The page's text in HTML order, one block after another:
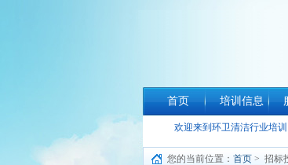
首页 培训信息
欢迎来到环卫清洁行业培
您的当前位置： 首页 > 招标